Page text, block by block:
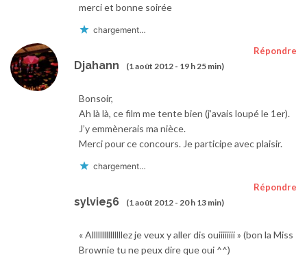
merci et bonne soirée
chargement…
Djahann (1 août 2012 - 19 h 25 min)
Répondre
Bonsoir,
Ah là là, ce film me tente bien (j’avais loupé le 1er).
J’y emmènerais ma nièce.
Merci pour ce concours. Je participe avec plaisir.
chargement…
sylvie56 (1 août 2012 - 20 h 13 min)
Répondre
« Alllllllllllllllez je veux y aller dis ouiiiiiiii » (bon la Miss
Brownie tu ne peux dire que oui ^^)